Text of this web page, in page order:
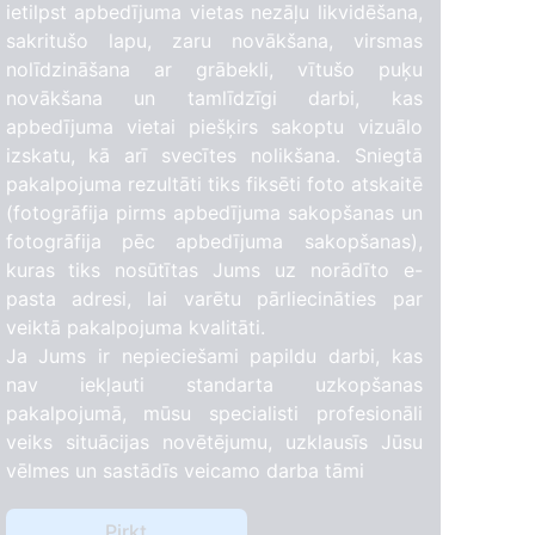
ietilpst apbedījuma vietas nezāļu likvidēšana,
sakritušo lapu, zaru novākšana, virsmas
nolīdzināšana ar grābekli, vītušo puķu
novākšana un tamlīdzīgi darbi, kas
apbedījuma vietai piešķirs sakoptu vizuālo
izskatu, kā arī svecītes nolikšana. Sniegtā
pakalpojuma rezultāti tiks fiksēti foto atskaitē
(fotogrāfija pirms apbedījuma sakopšanas un
fotogrāfija pēc apbedījuma sakopšanas),
kuras tiks nosūtītas Jums uz norādīto e-
pasta adresi, lai varētu pārliecināties par
veiktā pakalpojuma kvalitāti.
Ja Jums ir nepieciešami papildu darbi, kas
nav iekļauti standarta uzkopšanas
pakalpojumā, mūsu specialisti profesionāli
veiks situācijas novētējumu, uzklausīs Jūsu
vēlmes un sastādīs veicamo darba tāmi